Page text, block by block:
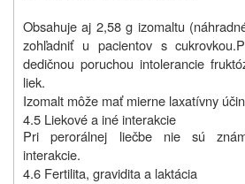
Obsahuje aj 2,58 g izomaltu
zohľadniť u pacientov s cukrovkou.
dedičnou poruchou intolerancie
liek.
Izomalt môže mať mierne laxatívny
4.5 Liekové a iné interakcie
Pri perorálnej liečbe nie sú
interakcie.
4.6 Fertilita, gravidita a laktácia